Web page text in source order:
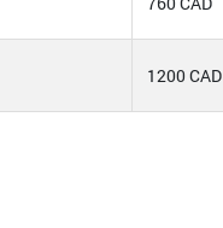
1200 CAD